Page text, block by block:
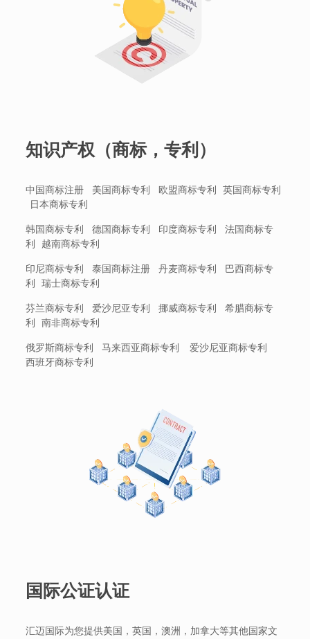
知识产权（商标，专利）
中国商标注册 美国商标专利 欧盟商标专利 英国商标专利
日本商标专利
韩国商标专利 德国商标专利 印度商标专利 法国商标专
利 越南商标专利
印尼商标专利 泰国商标注册 丹麦商标专利 巴西商标专
利 瑞士商标专利
芬兰商标专利 爱沙尼亚专利 挪威商标专利 希腊商标专
利 南非商标专利
俄罗斯商标专利 马来西亚商标专利 爱沙尼亚商标专利
西班牙商标专利
国际公证认证
汇迈国际为您提供美国，英国，澳洲，加拿大等其他国家文